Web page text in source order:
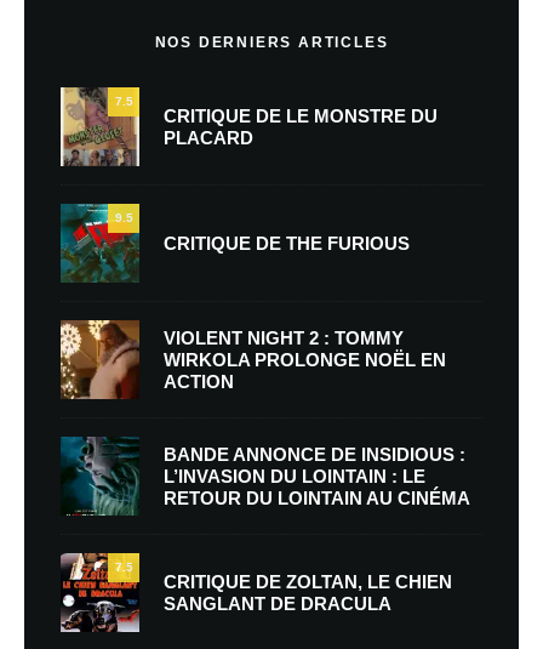
NOS DERNIERS ARTICLES
7.5
CRITIQUE DE LE MONSTRE DU
PLACARD
9.5
CRITIQUE DE THE FURIOUS
VIOLENT NIGHT 2 : TOMMY
WIRKOLA PROLONGE NOËL EN
ACTION
BANDE ANNONCE DE INSIDIOUS :
L’INVASION DU LOINTAIN : LE
RETOUR DU LOINTAIN AU CINÉMA
7.5
CRITIQUE DE ZOLTAN, LE CHIEN
SANGLANT DE DRACULA